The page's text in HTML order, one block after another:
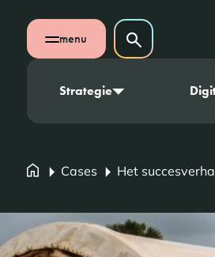
Navigatie overslaan
Open mobiel menu
menu Zoeken op
Zoeken
Strategie
Cases Het